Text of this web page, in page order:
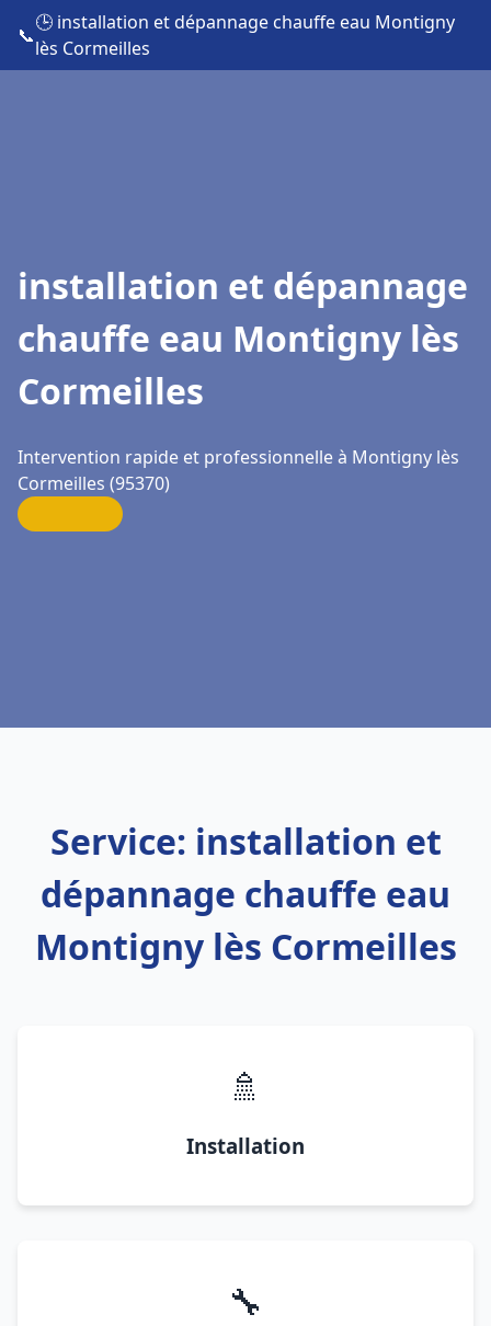
📞
🕒 installation et dépannage chauffe eau Montigny
lès Cormeilles
installation et dépannage
chauffe eau Montigny lès
Cormeilles
Intervention rapide et professionnelle à Montigny lès
Cormeilles (95370)
Service: installation et
dépannage chauffe eau
Montigny lès Cormeilles
🚿
Installation
🔧